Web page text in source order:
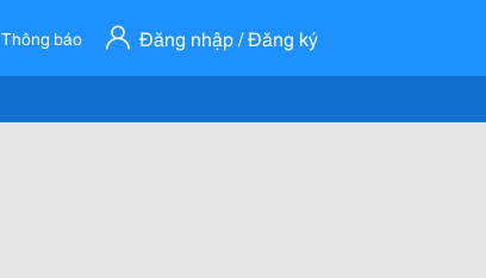
Thông báo Đăng nhập / Đăng ký